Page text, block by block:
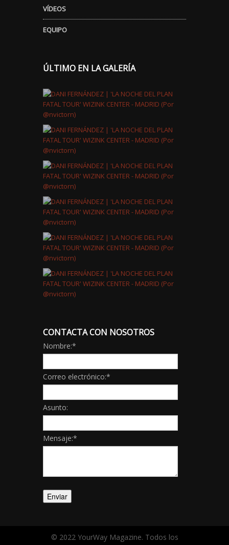
VÍDEOS
EQUIPO
ÚLTIMO EN LA GALERÍA
CONTACTA CON NOSOTROS
Nombre:*
Correo electrónico:*
Asunto:
Mensaje:*
© 2022 YourWay Magazine. Todos los